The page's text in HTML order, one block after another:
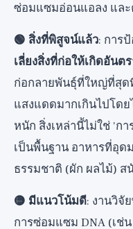
ซ่อมแซมอ่อนแอลง และ
🟢 สิ่งที่พิสูจน์แล้ว: การ
เลี่ยงสิ่งที่ก่อให้เกิดอันต
ก่อกลายพันธุ์ที่ใหญ่ที่สุด
แสงแดดมากเกินไปโด
หนัก สิ่งเหล่านี้ไม่ใช่ 'ก
เป็นพื้นฐาน อาหารที่อุ
ธรรมชาติ (ผัก ผลไม้)
🟡 มีแนวโน้มดี: งานวิจั
การซ่อมแซม DNA (เช่